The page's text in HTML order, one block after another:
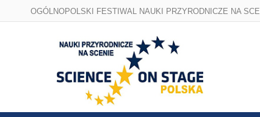
OGÓLNOPOLSKI FESTIWAL NAUKI PRZYRODNICZE NA